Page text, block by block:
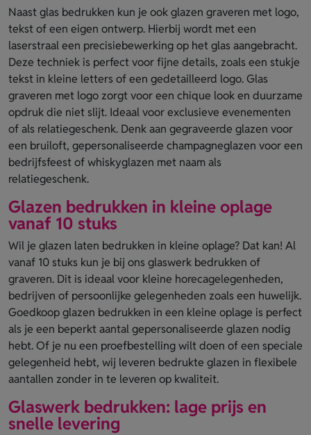
Naast glas bedrukken kun je ook glazen graveren met logo,
tekst of een eigen ontwerp. Hierbij wordt met een
laserstraal een precisiebewerking op het glas aangebracht.
Deze techniek is perfect voor fijne details, zoals een stukje
tekst in kleine letters of een gedetailleerd logo. Glas
graveren met logo zorgt voor een chique look en duurzame
opdruk die niet slijt. Ideaal voor exclusieve evenementen
of als relatiegeschenk. Denk aan gegraveerde glazen voor
een bruiloft, gepersonaliseerde champagneglazen voor een
bedrijfsfeest of whiskyglazen met naam als
relatiegeschenk.
Glazen bedrukken in kleine oplage
vanaf 10 stuks
Wil je glazen laten bedrukken in kleine oplage? Dat kan! Al
vanaf 10 stuks kun je bij ons glaswerk bedrukken of
graveren. Dit is ideaal voor kleine horecagelegenheden,
bedrijven of persoonlijke gelegenheden zoals een huwelijk.
Goedkoop glazen bedrukken in een kleine oplage is perfect
als je een beperkt aantal gepersonaliseerde glazen nodig
hebt. Of je nu een proefbestelling wilt doen of een speciale
gelegenheid hebt, wij leveren bedrukte glazen in flexibele
aantallen zonder in te leveren op kwaliteit.
Glaswerk bedrukken: lage prijs en
snelle levering